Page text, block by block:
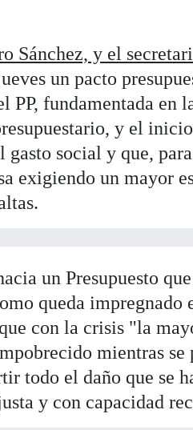
Sánchez, y el
un pacto
fundamentada en
y el
social y que,
exigiendo un mayor
un Presupuesto
queda impregnado
con la crisis "la
mientras
todo el daño que se
y con capacidad